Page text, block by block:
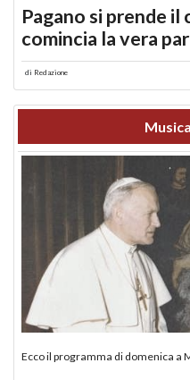
Pagano si prende il
comincia la vera
di Redazione
Ecco il programma di domenica a